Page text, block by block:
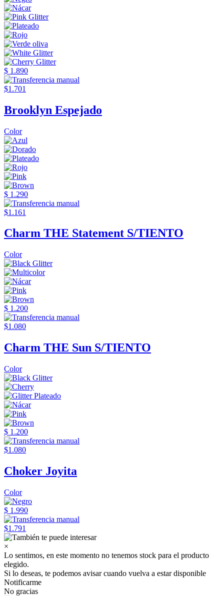
$ 1.890
$1.701
Brooklyn Espejado
Color
$ 1.290
$1.161
Charm THE Statement S/TIENTO
Color
$ 1.200
$1.080
Charm THE Sun S/TIENTO
Color
$ 1.200
$1.080
Choker Joyita
Color
$ 1.990
$1.791
×
Lo sentimos, en este momento no tenemos stock para el producto
elegido.
Si lo deseas, te podemos avisar cuando vuelva a estar disponible
Notificarme
No gracias